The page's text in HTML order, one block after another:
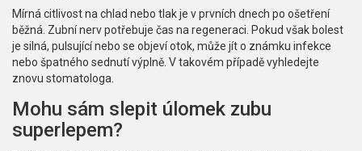
Mírná citlivost na chlad nebo tlak je v prvních dnech po ošetření
běžná. Zubní nerv potřebuje čas na regeneraci. Pokud však bolest
je silná, pulsující nebo se objeví otok, může jít o známku infekce
nebo špatného sednutí výplně. V takovém případě vyhledejte
znovu stomatologa.
Mohu sám slepit úlomek zubu
superlepem?